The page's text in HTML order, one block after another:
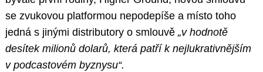
se zvukovou platformou nepodepíše a místo toho
jedná s jinými distributory o smlouvě „v hodnotě
desítek milionů dolarů, která patří k nejlukrativnějším
v podcastovém byznysu“.